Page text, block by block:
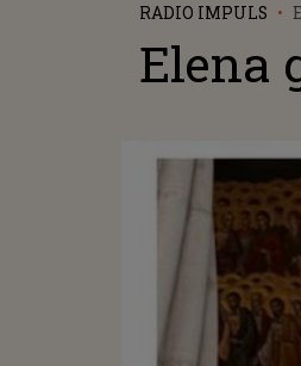
RADIO IMPULS
Elena